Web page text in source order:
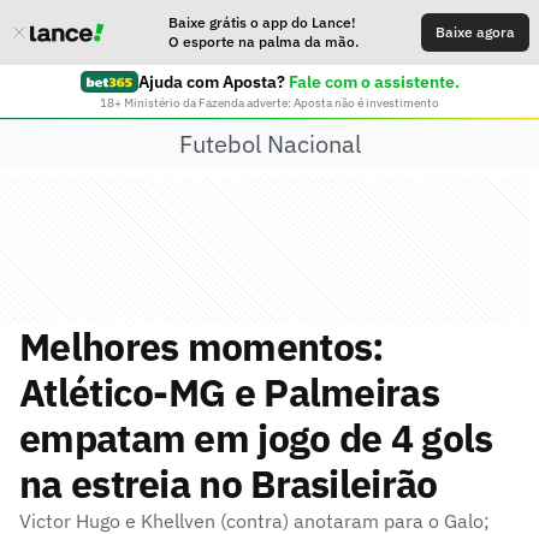
Baixe grátis o app do Lance!
O esporte na palma da mão.
Baixe agora
Ajuda com Aposta? Fale com o assistente.
18+ Ministério da Fazenda adverte: Aposta não é investimento
Futebol Nacional
Melhores momentos:
Atlético-MG e Palmeiras
empatam em jogo de 4 gols
na estreia no Brasileirão
Victor Hugo e Khellven (contra) anotaram para o Galo;